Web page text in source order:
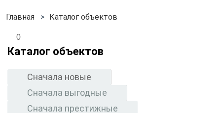
Каталог объектов
0
Каталог объектов
Сначала новые
Сначала выгодные
Сначала престижные